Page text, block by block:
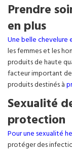
Prendre
en plus
Une belle chevelure
les femmes et les
produits de haute
facteur important
produits destinés à
Sexualité
protection
Pour une sexualité
protéger des